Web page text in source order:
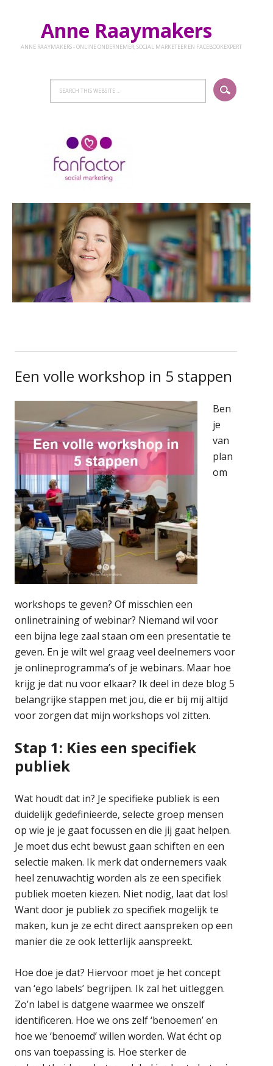
Anne Raaymakers
ANNE RAAYMAKERS - ONLINE ONDERNEMER, SOCIAL MARKETEER EN FACEBOOKEXPERT
Een volle workshop in 5 stappen
Ben
je
van
plan
om
workshops te geven? Of misschien een
onlinetraining of webinar? Niemand wil voor
een bijna lege zaal staan om een presentatie te
geven. En je wilt wel graag veel deelnemers voor
je onlineprogramma’s of je webinars. Maar hoe
krijg je dat nu voor elkaar? Ik deel in deze blog 5
belangrijke stappen met jou, die er bij mij altijd
voor zorgen dat mijn workshops vol zitten.
Stap 1: Kies een specifiek
publiek
Wat houdt dat in? Je specifieke publiek is een
duidelijk gedefinieerde, selecte groep mensen
op wie je je gaat focussen en die jij gaat helpen.
Je moet dus echt bewust gaan schiften en een
selectie maken. Ik merk dat ondernemers vaak
heel zenuwachtig worden als ze een specifiek
publiek moeten kiezen. Niet nodig, laat dat los!
Want door je publiek zo specifiek mogelijk te
maken, kun je ze echt direct aanspreken op een
manier die ze ook letterlijk aanspreekt.
Hoe doe je dat? Hiervoor moet je het concept
van ‘ego labels’ begrijpen. Ik zal het uitleggen.
Zo’n label is datgene waarmee we onszelf
identificeren. Hoe we ons zelf ‘benoemen’ en
hoe we ‘benoemd’ willen worden. Wat écht op
ons van toepassing is. Hoe sterker de